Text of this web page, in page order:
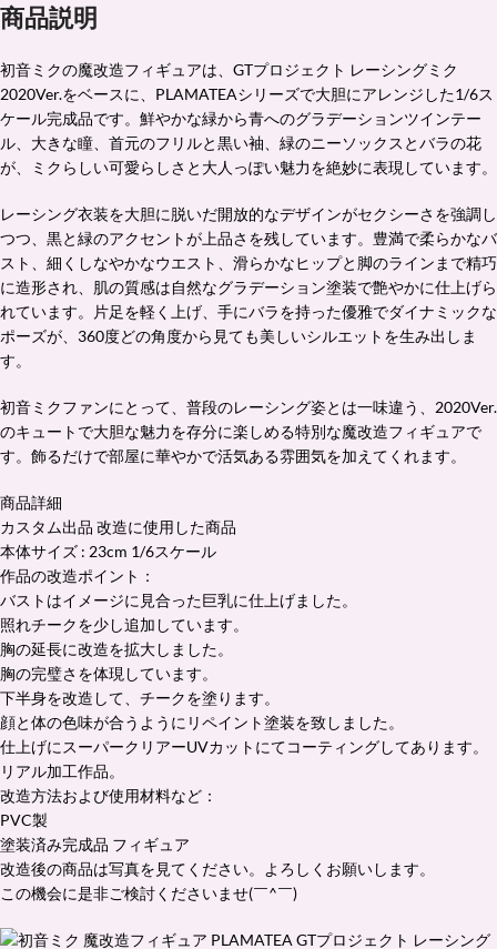
商品説明
初音ミクの魔改造フィギュアは、GTプロジェクト レーシングミク
2020Ver.をベースに、PLAMATEAシリーズで大胆にアレンジした1/6ス
ケール完成品です。鮮やかな緑から青へのグラデーションツインテー
ル、大きな瞳、首元のフリルと黒い袖、緑のニーソックスとバラの花
が、ミクらしい可愛らしさと大人っぽい魅力を絶妙に表現しています。
レーシング衣装を大胆に脱いだ開放的なデザインがセクシーさを強調し
つつ、黒と緑のアクセントが上品さを残しています。豊満で柔らかなバ
スト、細くしなやかなウエスト、滑らかなヒップと脚のラインまで精巧
に造形され、肌の質感は自然なグラデーション塗装で艶やかに仕上げら
れています。片足を軽く上げ、手にバラを持った優雅でダイナミックな
ポーズが、360度どの角度から見ても美しいシルエットを生み出しま
す。
初音ミクファンにとって、普段のレーシング姿とは一味違う、2020Ver.
のキュートで大胆な魅力を存分に楽しめる特別な魔改造フィギュアで
す。飾るだけで部屋に華やかで活気ある雰囲気を加えてくれます。
商品詳細
カスタム出品 改造に使用した商品
本体サイズ : 23cm 1/6スケール
作品の改造ポイント：
バストはイメージに見合った巨乳に仕上げました。
照れチークを少し追加しています。
胸の延長に改造を拡大しました。
胸の完璧さを体現しています。
下半身を改造して、チークを塗ります。
顔と体の色味が合うようにリペイント塗装を致しました。
仕上げにスーパークリアーUVカットにてコーティングしてあります。
リアル加工作品。
改造方法および使用材料など：
PVC製
塗装済み完成品 フィギュア
改造後の商品は写真を見てください。よろしくお願いします。
この機会に是非ご検討くださいませ(￣^￣)ゞ